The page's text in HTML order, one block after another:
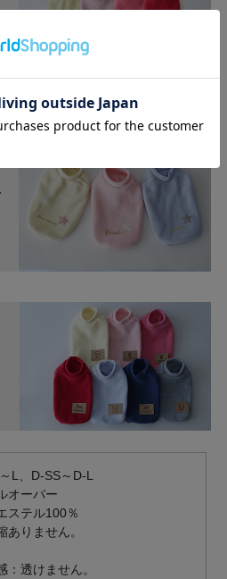
L、D-SS～D-L
オーバー
ステル100％
ありません。
：透けません。